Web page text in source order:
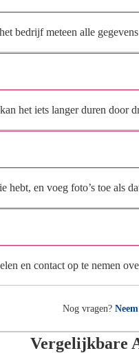
bedrijf meteen alle
het iets langer duren door
en voeg foto’s toe als
en contact op te nemen
Nog vragen?
Vergelijkbare